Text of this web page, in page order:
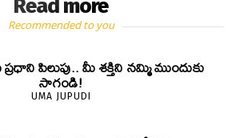
Read more
Recommended to you
పిలుపు.. మీ శక్తిని నమ్మి ముందుకు
సాగండి!
UMA JUPUDI